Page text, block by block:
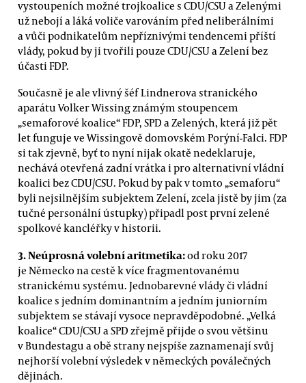
vystoupeních možné trojkoalice s CDU/CSU a Zelenými
už nebojí a láká voliče varováním před neliberálními
a vůči podnikatelům nepříznivými tendencemi příští
vlády, pokud by ji tvořili pouze CDU/CSU a Zelení bez
účasti FDP.
Současně je ale vlivný šéf Lindnerova stranického
aparátu Volker Wissing známým stoupencem
„semaforové koalice“ FDP, SPD a Zelených, která již pět
let funguje ve Wissingově domovském Porýní-Falci. FDP
si tak zjevně, byť to nyní nijak okatě nedeklaruje,
nechává otevřená zadní vrátka i pro alternativní vládní
koalici bez CDU/CSU. Pokud by pak v tomto „semaforu“
byli nejsilnějším subjektem Zelení, zcela jistě by jim (za
tučné personální ústupky) připadl post první zelené
spolkové kancléřky v historii.
3. Neúprosná volební aritmetika:od roku 2017
je Německo na cestě k více fragmentovanému
stranickému systému. Jednobarevné vlády či vládní
koalice s jedním dominantním a jedním juniorním
subjektem se stávají vysoce nepravděpodobné. „Velká
koalice“ CDU/CSU a SPD zřejmě přijde o svou většinu
v Bundestagu a obě strany nejspíše zaznamenají svůj
nejhorší volební výsledek v německých poválečných
dějinách.